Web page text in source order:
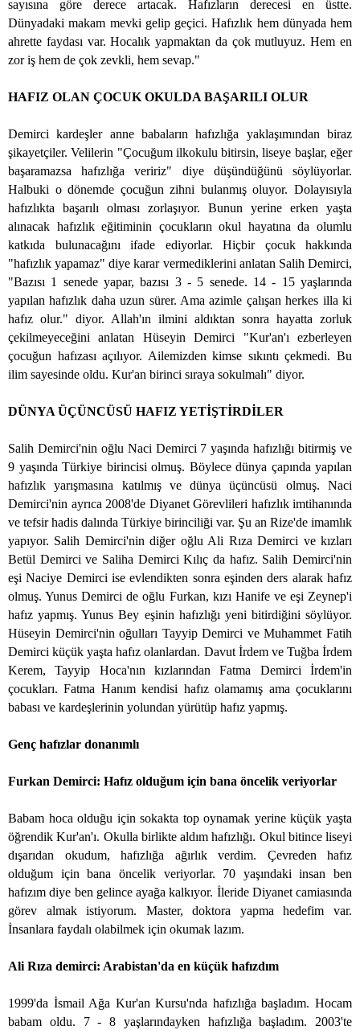
sayısına göre derece artacak. Hafızların derecesi en üstte.
Dünyadaki makam mevki gelip geçici. Hafızlık hem dünyada hem
ahrette faydası var. Hocalık yapmaktan da çok mutluyuz. Hem en
zor iş hem de çok zevkli, hem sevap."
HAFIZ OLAN ÇOCUK OKULDA BAŞARILI OLUR
Demirci kardeşler anne babaların hafızlığa yaklaşımından biraz
şikayetçiler. Velilerin "Çocuğum ilkokulu bitirsin, liseye başlar, eğer
başaramazsa hafızlığa veririz" diye düşündüğünü söylüyorlar.
Halbuki o dönemde çocuğun zihni bulanmış oluyor. Dolayısıyla
hafızlıkta başarılı olması zorlaşıyor. Bunun yerine erken yaşta
alınacak hafızlık eğitiminin çocukların okul hayatına da olumlu
katkıda bulunacağını ifade ediyorlar. Hiçbir çocuk hakkında
"hafızlık yapamaz" diye karar vermediklerini anlatan Salih Demirci,
"Bazısı 1 senede yapar, bazısı 3 - 5 senede. 14 - 15 yaşlarında
yapılan hafızlık daha uzun sürer. Ama azimle çalışan herkes illa ki
hafız olur." diyor. Allah'ın ilmini aldıktan sonra hayatta zorluk
çekilmeyeceğini anlatan Hüseyin Demirci "Kur'an'ı ezberleyen
çocuğun hafızası açılıyor. Ailemizden kimse sıkıntı çekmedi. Bu
ilim sayesinde oldu. Kur'an birinci sıraya sokulmalı" diyor.
DÜNYA ÜÇÜNCÜSÜ HAFIZ YETİŞTİRDİLER
Salih Demirci'nin oğlu Naci Demirci 7 yaşında hafızlığı bitirmiş ve
9 yaşında Türkiye birincisi olmuş. Böylece dünya çapında yapılan
hafızlık yarışmasına katılmış ve dünya üçüncüsü olmuş. Naci
Demirci'nin ayrıca 2008'de Diyanet Görevlileri hafızlık imtihanında
ve tefsir hadis dalında Türkiye birinciliği var. Şu an Rize'de imamlık
yapıyor. Salih Demirci'nin diğer oğlu Ali Rıza Demirci ve kızları
Betül Demirci ve Saliha Demirci Kılıç da hafız. Salih Demirci'nin
eşi Naciye Demirci ise evlendikten sonra eşinden ders alarak hafız
olmuş. Yunus Demirci de oğlu Furkan, kızı Hanife ve eşi Zeynep'i
hafız yapmış. Yunus Bey eşinin hafızlığı yeni bitirdiğini söylüyor.
Hüseyin Demirci'nin oğulları Tayyip Demirci ve Muhammet Fatih
Demirci küçük yaşta hafız olanlardan. Davut İrdem ve Tuğba İrdem
Kerem, Tayyip Hoca'nın kızlarından Fatma Demirci İrdem'in
çocukları. Fatma Hanım kendisi hafız olamamış ama çocuklarını
babası ve kardeşlerinin yolundan yürütüp hafız yapmış.
Genç hafızlar donanımlı
Furkan Demirci: Hafız olduğum için bana öncelik veriyorlar
Babam hoca olduğu için sokakta top oynamak yerine küçük yaşta
öğrendik Kur'an'ı. Okulla birlikte aldım hafızlığı. Okul bitince liseyi
dışarıdan okudum, hafızlığa ağırlık verdim. Çevreden hafız
olduğum için bana öncelik veriyorlar. 70 yaşındaki insan ben
hafızım diye ben gelince ayağa kalkıyor. İleride Diyanet camiasında
görev almak istiyorum. Master, doktora yapma hedefim var.
İnsanlara faydalı olabilmek için okumak lazım.
Ali Rıza demirci: Arabistan'da en küçük hafızdım
1999'da İsmail Ağa Kur'an Kursu'nda hafızlığa başladım. Hocam
babam oldu. 7 - 8 yaşlarındayken hafızlığa başladım. 2003'te